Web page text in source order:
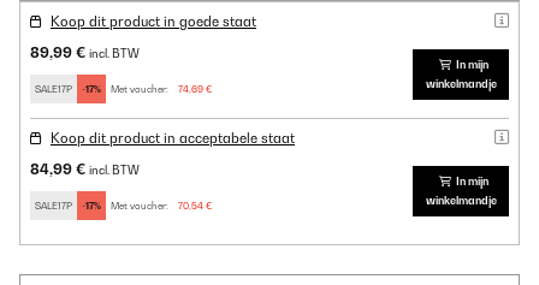
Koop dit product in goede staat
89,99 € incl. BTW
SALE17P -17% Met voucher: 74,69 €
In mijn
winkelmandje
Koop dit product in acceptabele staat
84,99 € incl. BTW
SALE17P -17% Met voucher: 70,54 €
In mijn
winkelmandje